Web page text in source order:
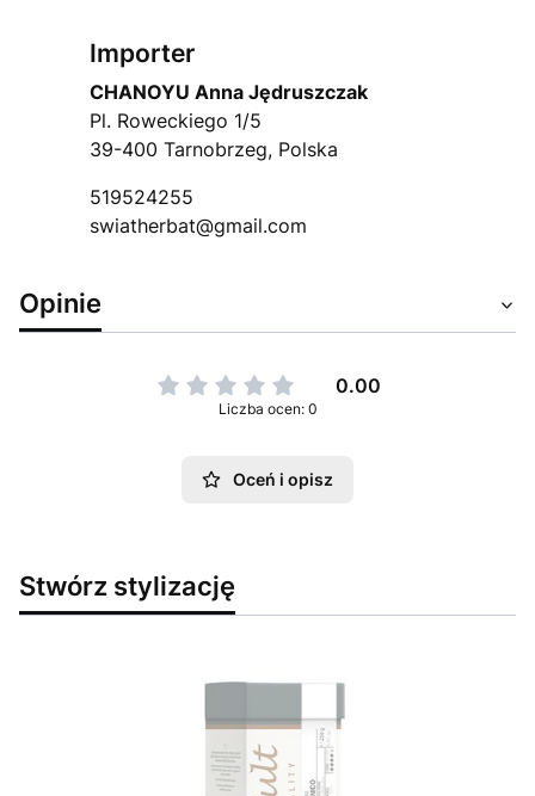
Importer
CHANOYU Anna Jędruszczak
Pl. Roweckiego 1/5
39-400 Tarnobrzeg, Polska
519524255
swiatherbat@gmail.com
Opinie
0.00
Liczba ocen: 0
Oceń i opisz
Stwórz stylizację